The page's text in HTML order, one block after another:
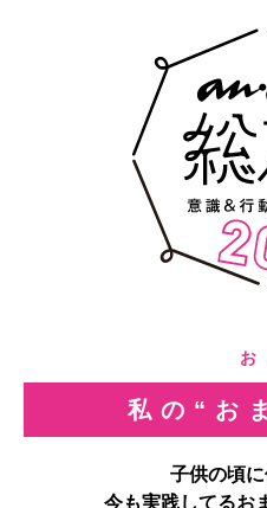
お
私の“お
子供の頃
今も実践してるお